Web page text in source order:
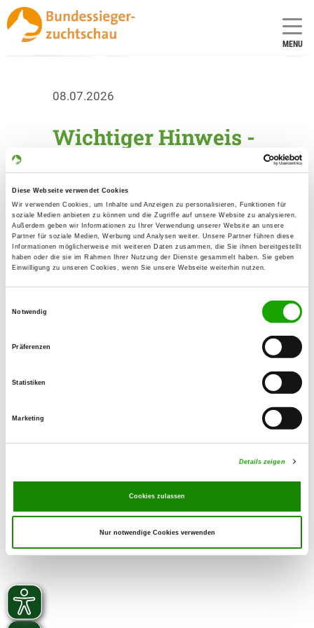
Diese Webseite verwendet Cookies
Wir verwenden Cookies, um Inhalte und Anzeigen zu personalisieren, Funktionen für
soziale Medien anbieten zu können und die Zugriffe auf unsere Website zu analysieren.
Außerdem geben wir Informationen zu Ihrer Verwendung unserer Website an unsere
Partner für soziale Medien, Werbung und Analysen weiter. Unsere Partner führen diese
Informationen möglicherweise mit weiteren Daten zusammen, die Sie ihnen bereitgestellt
haben oder die sie im Rahmen Ihrer Nutzung der Dienste gesammelt haben. Sie geben
Einwilligung zu unseren Cookies, wenn Sie unsere Webseite weiterhin nutzen.
Notwendig
Präferenzen
Statistiken
Marketing
Details zeigen
Cookies zulassen
Nur notwendige Cookies verwenden
MENU
08.07.2026
Wichtiger Hinweis -
Sehr geehrte Teilnehmerinnen und
Teilnehmer der
Bundessiegerzuchtschau /
Weltchampionat 2026
Da auch in diesem Jahr wieder
Dopingkontrollen durchgeführt werden,